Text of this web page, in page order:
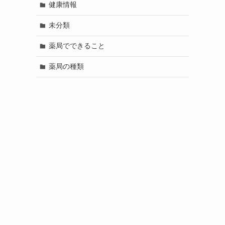
健康情報
未分類
薬局でできること
薬局の種類